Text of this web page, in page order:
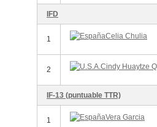
IFD
1 Celia Chulia
2 Cindy Huaytze
IF-13 (puntuable TTR)
1 Vera Garcia